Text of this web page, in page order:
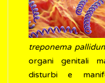
treponema
organi genitali
disturbi e